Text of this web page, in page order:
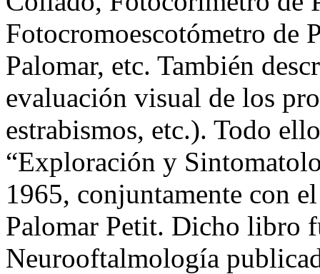
Fotocromoescotómetro de
Palomar, etc. También
evaluación visual de los
estrabismos, etc.). Todo
“Exploración y
1965, conjuntamente con
Palomar Petit. Dicho libro
Neurooftalmología